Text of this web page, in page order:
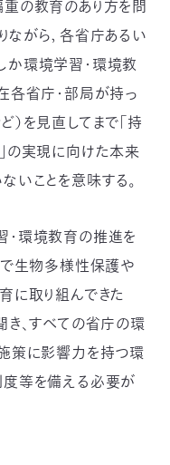
の教育のあり方を問
ながら，各省庁あるい
環境学習・環境教
各省庁・部局が持っ
を見直してまで「持
の実現に向けた本来
いことを意味する。
環境教育の推進を
で生物多様性保護や
に取り組んできた
、すべての省庁の環
策に影響力を持つ環
等を備える必要が